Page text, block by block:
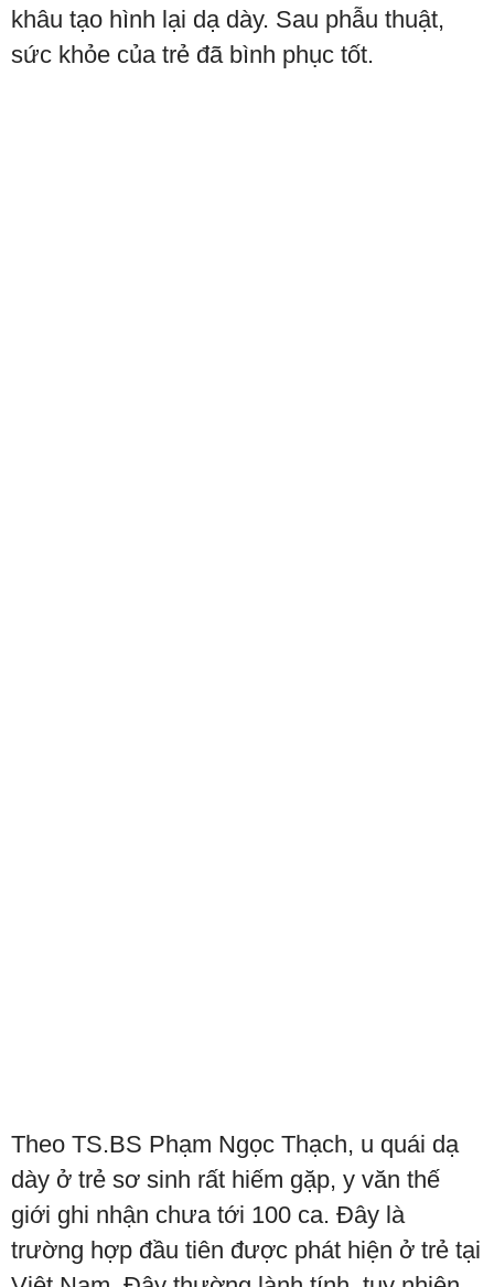
khâu tạo hình lại dạ dày. Sau phẫu thuật,
sức khỏe của trẻ đã bình phục tốt.
Theo TS.BS Phạm Ngọc Thạch, u quái dạ
dày ở trẻ sơ sinh rất hiếm gặp, y văn thế
giới ghi nhận chưa tới 100 ca. Đây là
trường hợp đầu tiên được phát hiện ở trẻ tại